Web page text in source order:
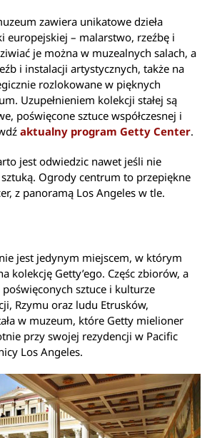
zawiera unikatowe dzieła
europejskiej – malarstwo, rzeźbę i
je można w muzealnych salach, a
i instalacji artystycznych, także na
rozlokowane w pięknych
Uzupełnieniem kolekcji stałej są
poświęcone sztuce współczesnej i
aktualny program Getty Center.
jest odwiedzic nawet jeśli nie
Ogrody centrum to przepiękne
z panoramą Los Angeles w tle.
jest jedynym miejscem, w którym
kolekcję Getty’ego. Częśc zbiorów, a
sztuce i kulturze
Rzymu oraz ludu Etrusków,
w muzeum, które Getty mielioner
przy swojej rezydencji w Pacific
Los Angeles.